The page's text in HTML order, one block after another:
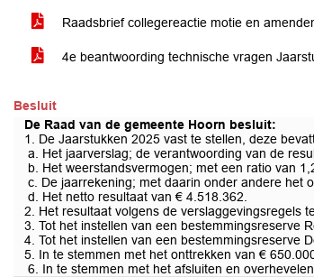
Raadsbrief collegereactie motie en
4e beantwoording technische vragen
Besluit
De Raad van de gemeente Hoorn besluit:
1. De Jaarstukken 2025 vast te stellen, deze
a. Het jaarverslag; de verantwoording van de
b. Het weerstandsvermogen; met een ratio van
c. De jaarrekening; met daarin onder andere het
d. Het netto resultaat van € 4.518.362.
2. Het resultaat volgens de verslaggevingsregels
3. Tot het instellen van een bestemmingsreserve
4. Tot het instellen van een bestemmingsreserve
5. In te stemmen met het onttrekken van €
6. In te stemmen met het afsluiten en